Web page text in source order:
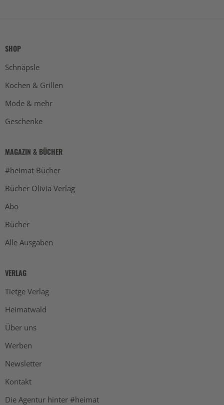
SHOP
Schnäpsle
Kochen & Grillen
Mode & mehr
Geschenke
MAGAZIN & BÜCHER
#heimat Bücher
Bücher Olivia Verlag
Abo
Bücher
Alle Ausgaben
VERLAG
Tietge Verlag
Heimatwald
Über uns
Werben
Newsletter
Kontakt
Die Agentur hinter #heimat